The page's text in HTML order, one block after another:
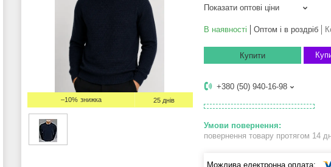
–10% 25 днів
Показати оптові ціни
В наявності Оптом і в роздріб
Купити
+380 (50) 940-16-98
повернення товару протягом 14